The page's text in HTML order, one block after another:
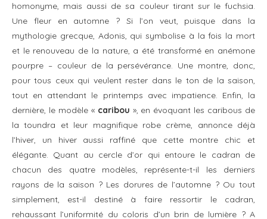
homonyme, mais aussi de sa couleur tirant sur le fuchsia.
Une fleur en automne ? Si l’on veut, puisque dans la
mythologie grecque, Adonis, qui symbolise à la fois la mort
et le renouveau de la nature, a été transformé en anémone
pourpre – couleur de la persévérance. Une montre, donc,
pour tous ceux qui veulent rester dans le ton de la saison,
tout en attendant le printemps avec impatience. Enfin, la
dernière, le modèle « caribou », en évoquant les caribous de
la toundra et leur magnifique robe crème, annonce déjà
l’hiver, un hiver aussi raffiné que cette montre chic et
élégante. Quant au cercle d’or qui entoure le cadran de
chacun des quatre modèles, représente-t-il les derniers
rayons de la saison ? Les dorures de l’automne ? Ou tout
simplement, est-il destiné à faire ressortir le cadran,
rehaussant l’uniformité du coloris d’un brin de lumière ? A